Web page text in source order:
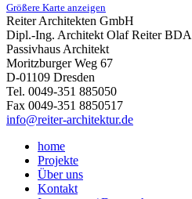
Größere Karte anzeigen
Reiter Architekten GmbH
Dipl.-Ing. Architekt Olaf Reiter BDA
Passivhaus Architekt
Moritzburger Weg 67
D-01109 Dresden
Tel. 0049-351 885050
Fax 0049-351 8850517
info@reiter-architektur.de
home
Projekte
Über uns
Kontakt